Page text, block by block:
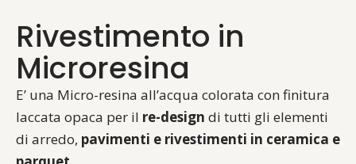
Rivestimento in
Microresina
E’ una Micro-resina all’acqua colorata con finitura
laccata opaca per il re-design di tutti gli elementi
di arredo, pavimenti e rivestimenti in ceramica e